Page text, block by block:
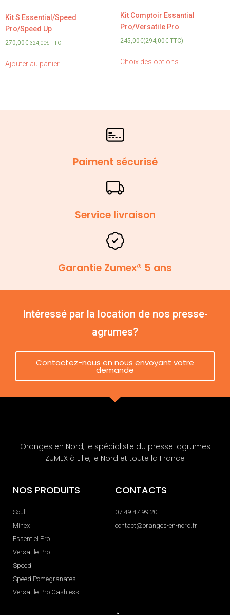
Kit S Essential/Speed
Pro/Speed Up
270,00€ 324,00€ TTC
Ajouter au panier
Kit Comptoir Essantial
Pro/Versatile Pro
245,00€(294,00€ TTC)
Choix des options
Paiment sécurisé
Service livraison
Garantie Zumex® 5 ans
Intéressé par la location de nos presse-
agrumes?
Contactez-nous en nous envoyant votre
demande
Oranges en Nord, le spécialiste du presse-agrumes
ZUMEX à Lille, le Nord et toute la France
NOS PRODUITS
Soul
Minex
Essentiel Pro
Versatile Pro
Speed
Speed Pomegranates
Versatile Pro Cashless
CONTACTS
07 49 47 99 20
contact@oranges-en-nord.fr